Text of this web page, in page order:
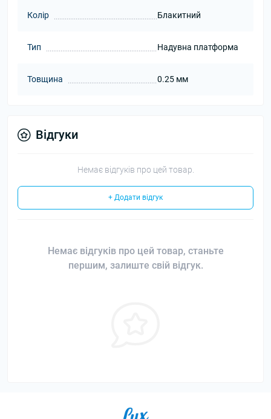
Колір Блакитний
Тип Надувна платформа
Товщина 0.25 мм
Відгуки
Немає відгуків про цей товар.
+ Додати відгук
Немає відгуків про цей товар, станьте
першим, залиште свій відгук.